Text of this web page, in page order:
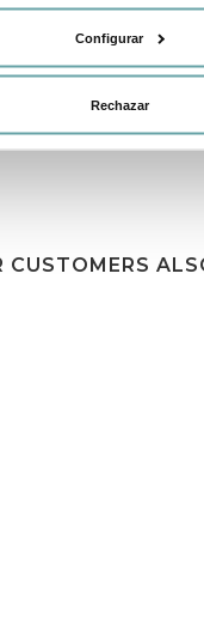
Configurar
Rechazar
CUSTOMERS